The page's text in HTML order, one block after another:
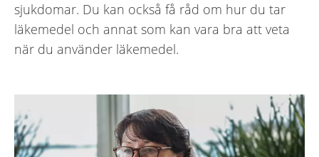
sjukdomar. Du kan också få råd om hur du tar
läkemedel och annat som kan vara bra att veta
när du använder läkemedel.